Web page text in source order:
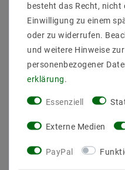
Informationen zur
NEX Pendelleuchte,
austauschbar,
Artikle Nr: 16/2007.22
Werkstoff_Abdeckung:
besteht das Recht, nicht
Einwilligung zu einem
oder zu widerrufen.
und weitere Hinweise
personenbezogener
erklärung
Essenziell
Externe Medien
PayPal